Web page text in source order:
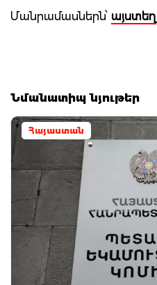
Մանրամասներն՝ այստեղ
Նմանատիպ նյութեր
Հայաստան